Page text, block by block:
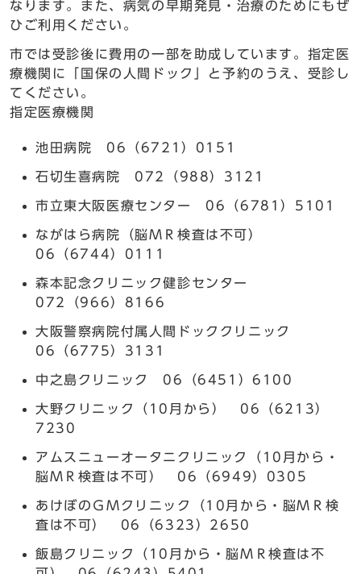
なります。また、病気の早期発見・治療のためにもぜ
ひご利用ください。
市では受診後に費用の一部を助成しています。指定医
療機関に「国保の人間ドック」と予約のうえ、受診し
てください。
指定医療機関
池田病院 06（6721）0151
石切生喜病院 072（988）3121
市立東大阪医療センター 06（6781）5101
ながはら病院（脳ＭＲ検査は不可）
06（6744）0111
森本記念クリニック健診センター
072（966）8166
大阪警察病院付属人間ドッククリニック
06（6775）3131
中之島クリニック 06（6451）6100
大野クリニック（10月から） 06（6213）
7230
アムスニューオータニクリニック（10月から・
脳ＭＲ検査は不可） 06（6949）0305
あけぼのＧＭクリニック（10月から・脳ＭＲ検
査は不可） 06（6323）2650
飯島クリニック（10月から・脳ＭＲ検査は不